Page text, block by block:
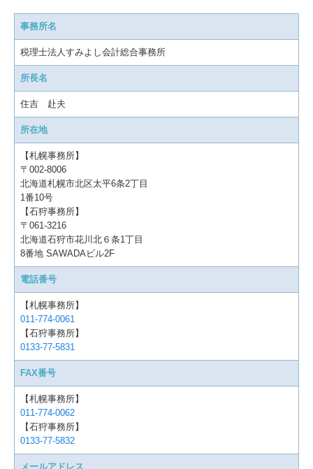
事務所名
税理士法人すみよし会計総合事務所
所長名
住吉 赴夫
所在地
【札幌事務所】
〒002-8006
北海道札幌市北区太平6条2丁目
1番10号
【石狩事務所】
〒061-3216
北海道石狩市花川北６条1丁目
8番地 SAWADAビル2F
電話番号
【札幌事務所】
011-774-0061
【石狩事務所】
0133-77-5831
FAX番号
【札幌事務所】
011-774-0062
【石狩事務所】
0133-77-5832
メールアドレス